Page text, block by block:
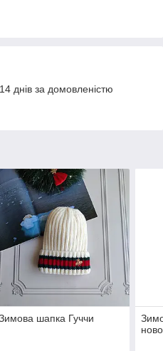
днів за домовленістю
шапка Гуччи